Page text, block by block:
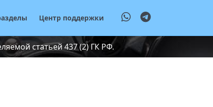
Центр поддержки
статьей 437 (2) ГК РФ.